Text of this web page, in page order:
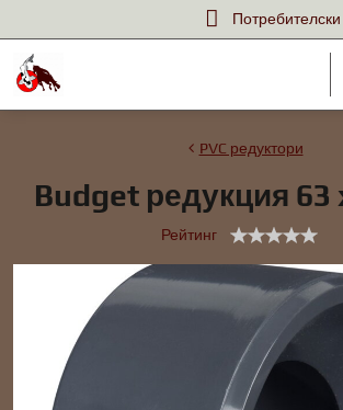
PVC редуктори
Budget редукция 63
Рейтинг